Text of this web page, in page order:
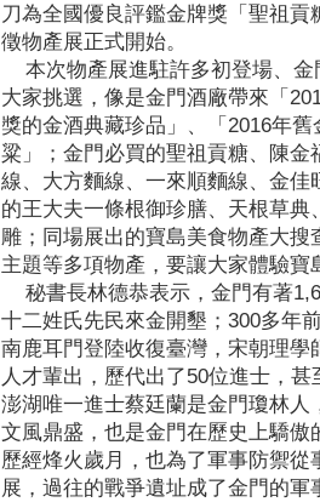
刀為全國優良評鑑金牌獎「聖祖
徵物產展正式開始。
本次物產展進駐許多初登場、金
大家挑選，像是金門酒廠帶來「
獎的金酒典藏珍品」、「2016年
粱」；金門必買的聖祖貢糖、陳
線、大方麵線、一來順麵線、金
的王大夫一條根御珍膳、天根草
雕；同場展出的寶島美食物產大
主題等多項物產，要讓大家體驗寶
秘書長林德恭表示，金門有著
十二姓氏先民來金開墾；300多年
南鹿耳門登陸收復臺灣，宋朝理
人才輩出，歷代出了50位進士，
澎湖唯一進士蔡廷蘭是金門瓊林
文風鼎盛，也是金門在歷史上驕
歷經烽火歲月，也為了軍事防禦
展，過往的戰爭遺址成了金門的